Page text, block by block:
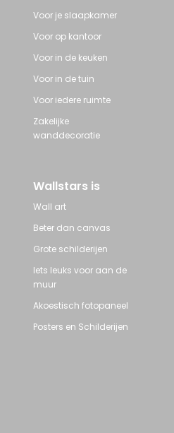
Voor je slaapkamer
Voor op kantoor
Voor in de keuken
Voor in de tuin
Voor iedere ruimte
Zakelijke
wanddecoratie
Wallstars is
Wall art
Beter dan canvas
Grote schilderijen
Iets leuks voor aan de
muur
Akoestisch fotopaneel
Posters en Schilderijen